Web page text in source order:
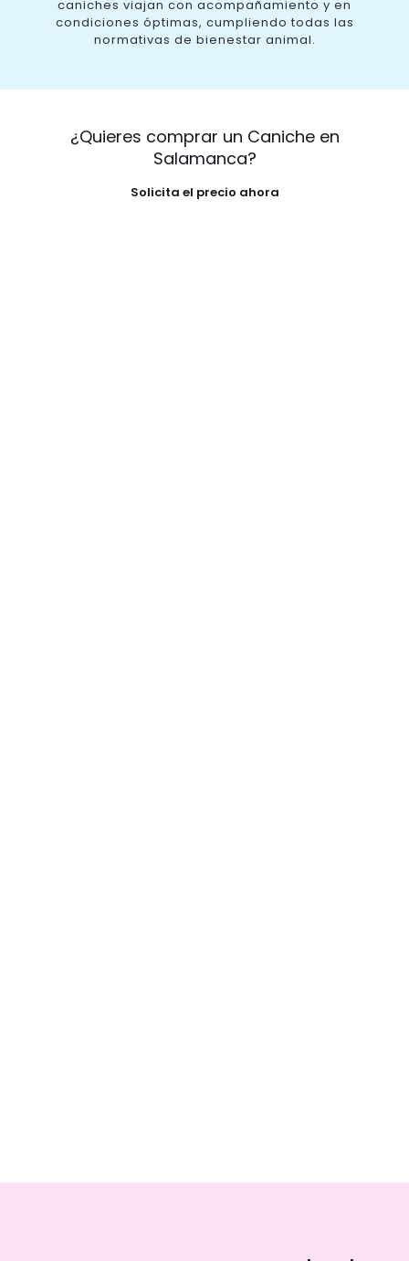
caniches viajan con acompañamiento y en
condiciones óptimas, cumpliendo todas las
normativas de bienestar animal.
¿Quieres comprar un Caniche en
Salamanca?
Solicita el precio ahora